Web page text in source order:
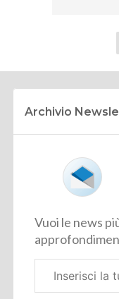
Archivio
Vuoi le news
aziendale